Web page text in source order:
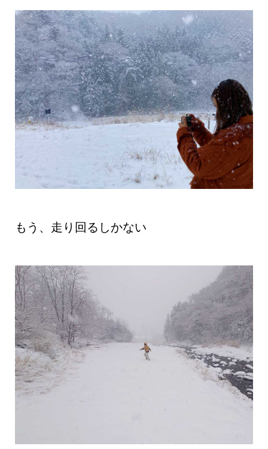
もう、走り回るしかない